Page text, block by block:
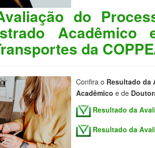
do
da
Confira o Resultado da
Acadêmico e de
Resultado da
Resultado da